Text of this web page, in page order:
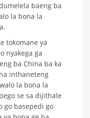
baeng ba
la bona la
tokomane ya
nyakega ga
ba China ba ka
inthaneteng
la bona la
se sa dijithale
go basepedi go